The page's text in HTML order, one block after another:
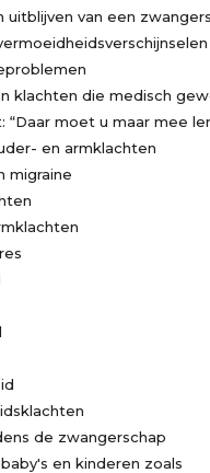
uitblijven van een
klachten die medisch
“Daar moet u maar mee
en armklachten
migraine
de zwangerschap
en kinderen zoals